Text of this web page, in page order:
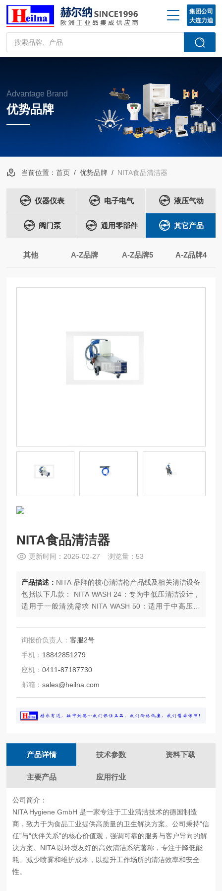
集团公司
大连力迪
Advantage Brand
优势品牌
当前位置：首页 /优势品牌 / NITA食品清洁器
仪器仪表 电子电气 液压气动
阀门泵 通用零部件 其它产品
其他 A-Z品牌 A-Z品牌5 A-Z品牌4
NITA食品清洁器
更新时间：2026-02-27 浏览量：53
产品描述： NITA 品牌的核心清洁枪产品线及相关清洁设备
包括以下几款： NITA WASH 24：专为中低压清洁设计，
适用于一般清洗需求 NITA WASH 50：适用于中高压场
精巧，适合长时间使用 NITA 自动清洗枪：具备自动化功
能，适合大批量清洗作业 NITA 洗车枪：针对洗车行业优化
的清洗枪，注重泡沫质量和水流平稳性
询报价负责人：客服2号
手机： 18842851279
座机：0411-87187730
邮箱：sales@heilna.com
产品详情 技术参数 资料下载
主要产品 应用行业
公司简介：
NITA Hygiene GmbH 是一家专注于工业清洁技术的德国制造
商，致力于为食品工业提供高质量的卫生解决方案。公司秉持“信
任”与“伙伴关系”的核心价值观，强调可靠的服务与客户导向的解
决方案。NITA 以环境友好的高效清洁系统著称，专注于降低能
耗、减少喷雾和维护成本，以提升工作场所的清洁效率和安全
性。